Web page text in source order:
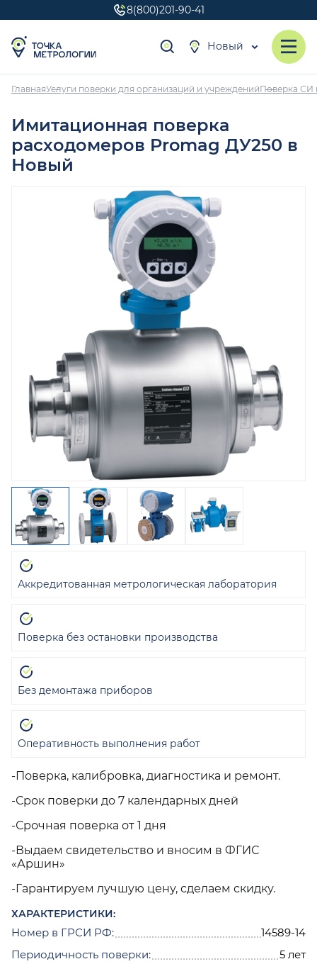
8(800)201-90-41
Новый
ГлавнаяУслуги поверки для организаций и учрежденийПоверка СИ
Имитационная поверка
расходомеров Promag ДУ250 в
Новый
-Поверка, калибровка, диагностика и ремонт.
-Срок поверки до 7 календарных дней
-Срочная поверка от 1 дня
-Выдаем свидетельство и вносим в ФГИС
«Аршин»
-Гарантируем лучшую цену, сделаем скидку.
ХАРАКТЕРИСТИКИ:
Номер в ГРСИ РФ:
14589-14
Периодичность поверки:
5 лет
Аккредитованная метрологическая лаборатория
Поверка без остановки производства
Без демонтажа приборов
Оперативность выполнения работ